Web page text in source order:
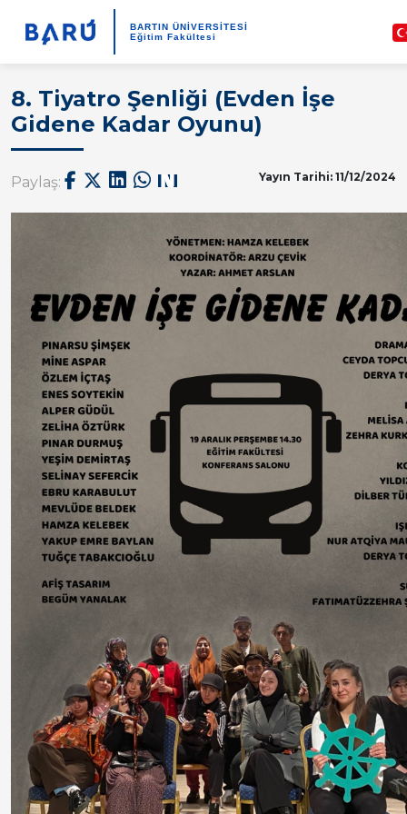
BARTIN ÜNİVERSİTESİ
Eğitim Fakültesi
8. Tiyatro Şenliği (Evden İşe
Gidene Kadar Oyunu)
Paylaş: Yayın Tarihi: 11/12/2024